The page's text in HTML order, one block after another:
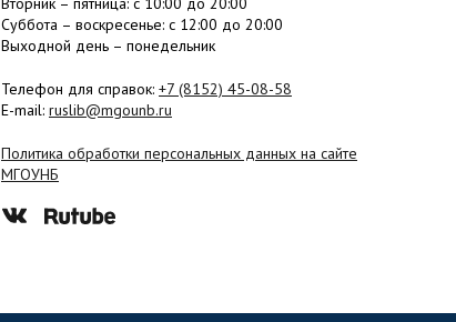
Суббота – воскресенье: c 12:00 до 20:00
Выходной день – понедельник
Телефон для справок: +7 (8152) 45-08-58
E-mail: ruslib@mgounb.ru
Политика обработки персональных данных на сайте
МГОУНБ